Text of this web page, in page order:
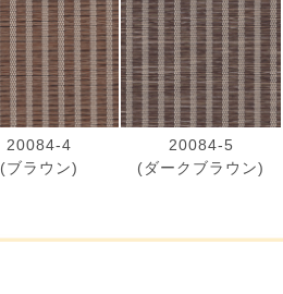
20084-4
(ブラウン)
20084-5
(ダークブラウン)